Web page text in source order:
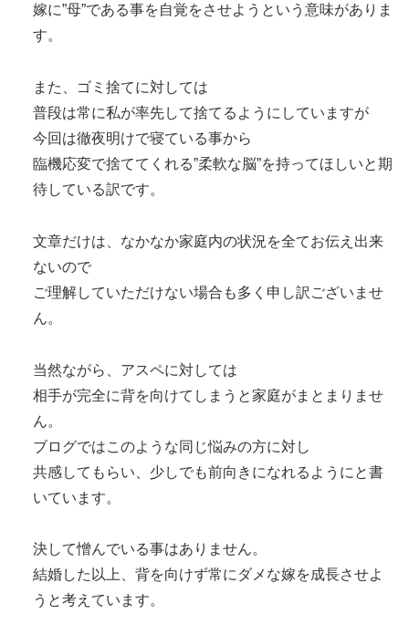
嫁に”母”である事を自覚をさせようという意味がありま
す。
また、ゴミ捨てに対しては
普段は常に私が率先して捨てるようにしていますが
今回は徹夜明けで寝ている事から
臨機応変で捨ててくれる”柔軟な脳”を持ってほしいと期
待している訳です。
文章だけは、なかなか家庭内の状況を全てお伝え出来
ないので
ご理解していただけない場合も多く申し訳ございませ
ん。
当然ながら、アスペに対しては
相手が完全に背を向けてしまうと家庭がまとまりませ
ん。
ブログではこのような同じ悩みの方に対し
共感してもらい、少しでも前向きになれるようにと書
いています。
決して憎んでいる事はありません。
結婚した以上、背を向けず常にダメな嫁を成長させよ
うと考えています。